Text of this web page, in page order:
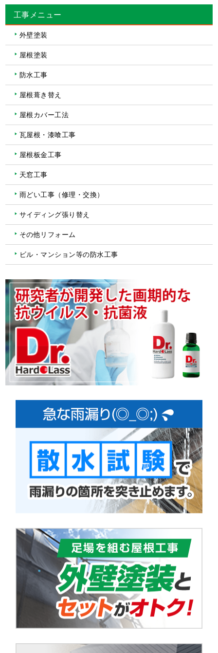
工事メニュー
外壁塗装
屋根塗装
防水工事
屋根葺き替え
屋根カバー工法
瓦屋根・漆喰工事
屋根板金工事
天窓工事
雨どい工事（修理・交換）
サイディング張り替え
その他リフォーム
ビル・マンション等の防水工事